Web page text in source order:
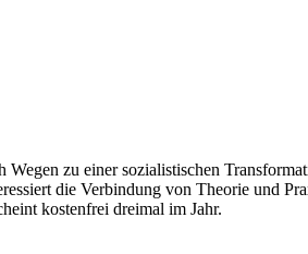
zu einer sozialistischen
die Verbindung von Theorie und
kostenfrei dreimal im Jahr.